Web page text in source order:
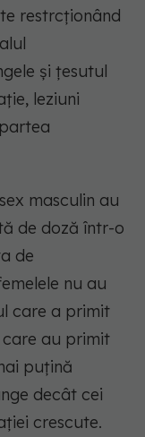
restrcționând
și țesutul
leziuni
masculin au
de doză într-o
de
nu au
care a primit
care au primit
puțină
decât cei
crescute.